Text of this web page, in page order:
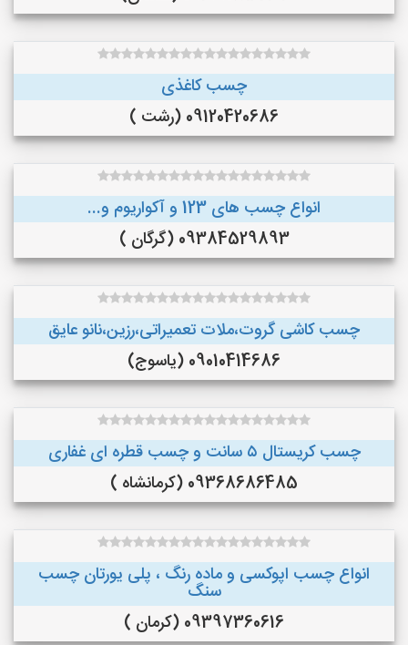
چسب کاغذی
09120420686 (رشت )
انواع چسب های 123 و آکواریوم و...
09384529893 (گرگان )
چسب کاشی گروت،ملات تعمیراتی،رزین،نانو عایق
09010414686 (یاسوج)
چسب کریستال ۵ سانت و چسب قطره ای غفاری
09368686485 (کرمانشاه )
انواع چسب اپوکسی و ماده رنگ ، پلی یورتان چسب
سنگ
09397360616 (کرمان )